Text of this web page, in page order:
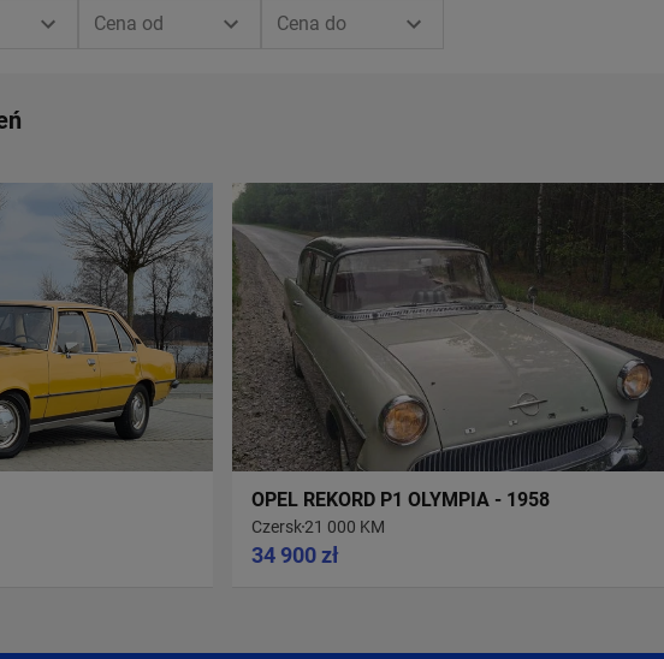
Cena od Cena do
OPEL REKORD P1 OLYMPIA - 1958
Czersk21 000 KM
34 900 zł